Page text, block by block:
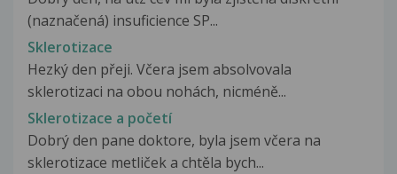
(naznačená) insuficience SP...
Sklerotizace
Hezký den přeji. Včera jsem absolvovala
sklerotizaci na obou nohách, nicméně...
Sklerotizace a početí
Dobrý den pane doktore, byla jsem včera na
sklerotizace metliček a chtěla bych...